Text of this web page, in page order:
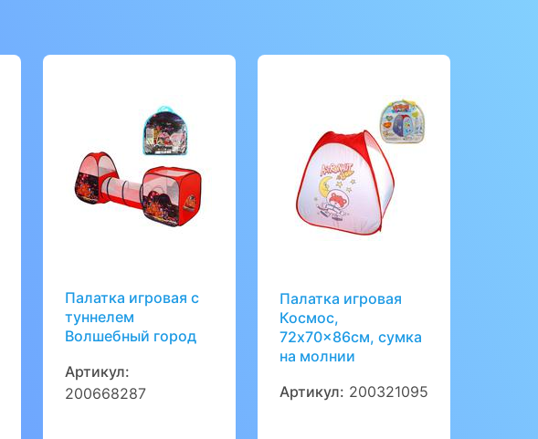
Палатка игровая c
туннелем
Волшебный город
Артикул:
200668287
Палатка игровая
Космос,
72x70x86см, сумка
на молнии
Артикул: 200321095